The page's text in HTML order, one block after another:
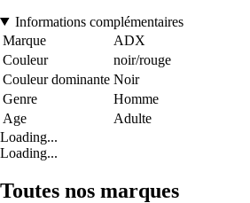
Informations complémentaires
Marque
ADX
Couleur
noir/rouge
Couleur dominante Noir
Genre
Homme
Age
Adulte
Loading...
Loading...
Toutes nos marques